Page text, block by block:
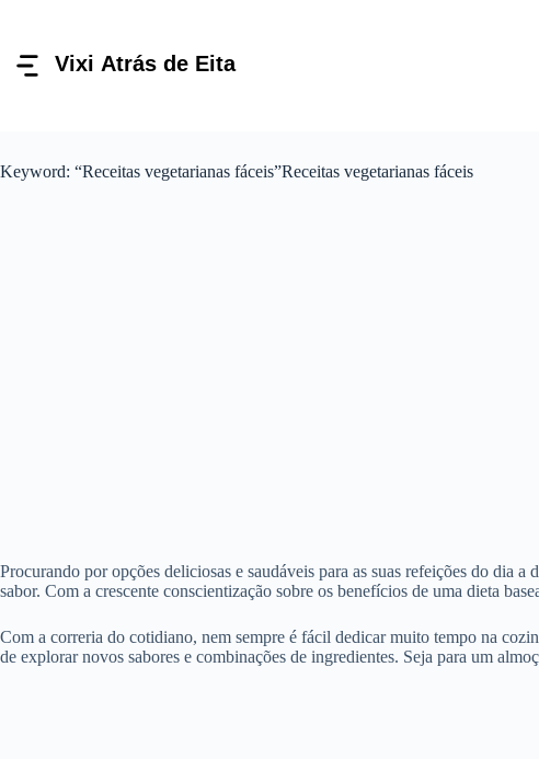
conteúdo
Keyword: “Receitas vegetarianas fáceis”Receitas vegetarianas fáceis
Procurando por opções deliciosas e saudáveis para as suas refeições do dia a
sabor. Com a crescente conscientização sobre os benefícios de uma dieta
Com a correria do cotidiano, nem sempre é fácil dedicar muito tempo na
de explorar novos sabores e combinações de ingredientes. Seja para um